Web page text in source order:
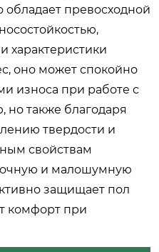
обладает превосходной
характеристики
оно может спокойно
износа при работе с
но также благодаря
твердости и
свойствам
и малошумную
защищает пол
комфорт при